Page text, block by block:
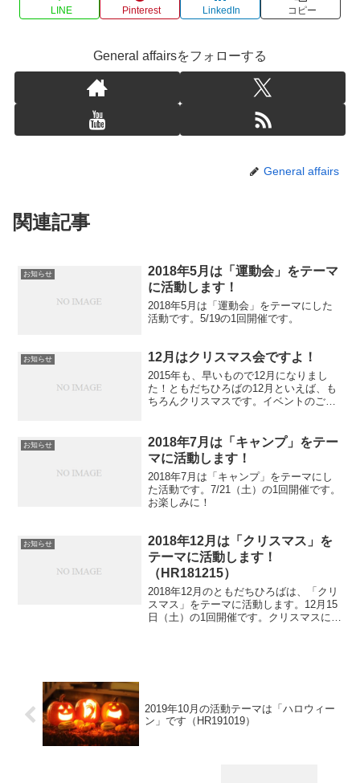
LINE Pinterest LinkedIn コピー
General affairsをフォローする
General affairs
関連記事
お知らせ
2018年5月は「運動会」をテーマ
に活動します！
2018年5月は「運動会」をテーマにした
活動です。5/19の1回開催です。
お知らせ 12月はクリスマス会ですよ！
2015年も、早いもので12月になりまし
た！ともだちひろばの12月といえば、も
ちろんクリスマスです。イベントのご案
などでご相談は、まずはメール連絡をお
願いします。折り返...
お知らせ
2018年7月は「キャンプ」をテー
マに活動します！
2018年7月は「キャンプ」をテーマにし
た活動です。7/21（土）の1回開催です。
お楽しみに！
お知らせ
2018年12月は「クリスマス」を
テーマに活動します！
（HR181215）
2018年12月のともだちひろばは、「クリ
スマス」をテーマに活動します。12月15
日（土）の1回開催です。クリスマスにち
2019年10月の活動テーマは「ハロウィー
ン」です（HR191019）